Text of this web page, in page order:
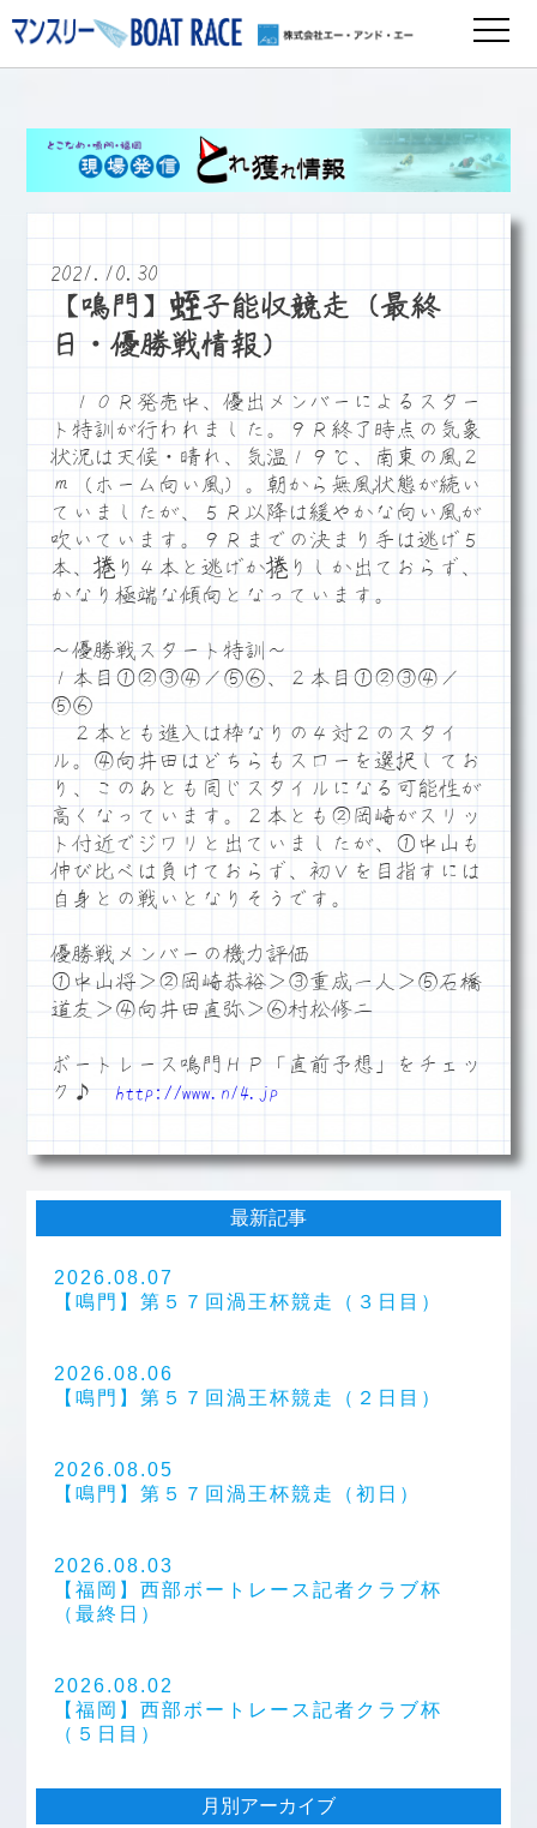
2021.10.30
【鳴門】蛭子能収競走（最終
日・優勝戦情報）
１０Ｒ発売中、優出メンバーによるスター
ト特訓が行われました。９Ｒ終了時点の気象
状況は天候・晴れ、気温１９℃、南東の風２
ｍ（ホーム向い風）。朝から無風状態が続い
ていましたが、５Ｒ以降は緩やかな向い風が
吹いています。９Ｒまでの決まり手は逃げ５
本、捲り４本と逃げか捲りしか出ておらず、
かなり極端な傾向となっています。
～優勝戦スタート特訓～
１本目①②③④／⑤⑥、２本目①②③④／
⑤⑥
２本とも進入は枠なりの４対２のスタイ
ル。④向井田はどちらもスローを選択してお
り、このあとも同じスタイルになる可能性が
高くなっています。２本とも②岡崎がスリッ
ト付近でジワリと出ていましたが、①中山も
伸び比べは負けておらず、初Ｖを目指すには
自身との戦いとなりそうです。
優勝戦メンバーの機力評価
①中山将＞②岡崎恭裕＞③重成一人＞⑤石橋
道友＞④向井田直弥＞⑥村松修二
ボートレース鳴門ＨＰ「直前予想」をチェッ
ク♪ http://www.n14.jp
最新記事
2026.08.07
【鳴門】第５７回渦王杯競走（３日目）
2026.08.06
【鳴門】第５７回渦王杯競走（２日目）
2026.08.05
【鳴門】第５７回渦王杯競走（初日）
2026.08.03
【福岡】西部ボートレース記者クラブ杯
（最終日）
2026.08.02
【福岡】西部ボートレース記者クラブ杯
（５日目）
月別アーカイブ